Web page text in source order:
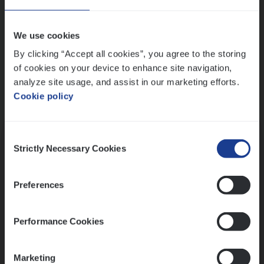
We use cookies
By clicking “Accept all cookies”, you agree to the storing
of cookies on your device to enhance site navigation,
analyze site usage, and assist in our marketing efforts.
Cookie policy
Selection
Strictly Necessary Cookies
Preferences
Performance Cookies
Marketing